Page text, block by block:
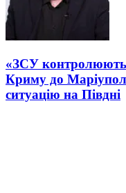
«ЗСУ контролюють
Криму до
ситуацію на Півдні